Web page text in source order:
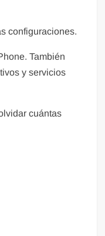
configuraciones.
También
y servicios
cuántas